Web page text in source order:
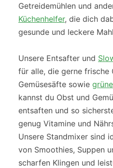
Getreidemühlen und
Küchenhelfer, die dich
gesunde und leckere
Unsere Entsafter und
für alle, die gerne frische
Gemüsesäfte sowie
kannst du Obst und
entsaften und so
genug Vitamine und
Unsere Standmixer sind
von Smoothies, Suppen
scharfen Klingen und